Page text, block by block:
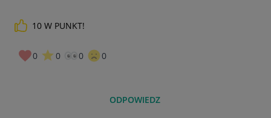
10 W PUNKT!
0 0 0 0
ODPOWIEDZ